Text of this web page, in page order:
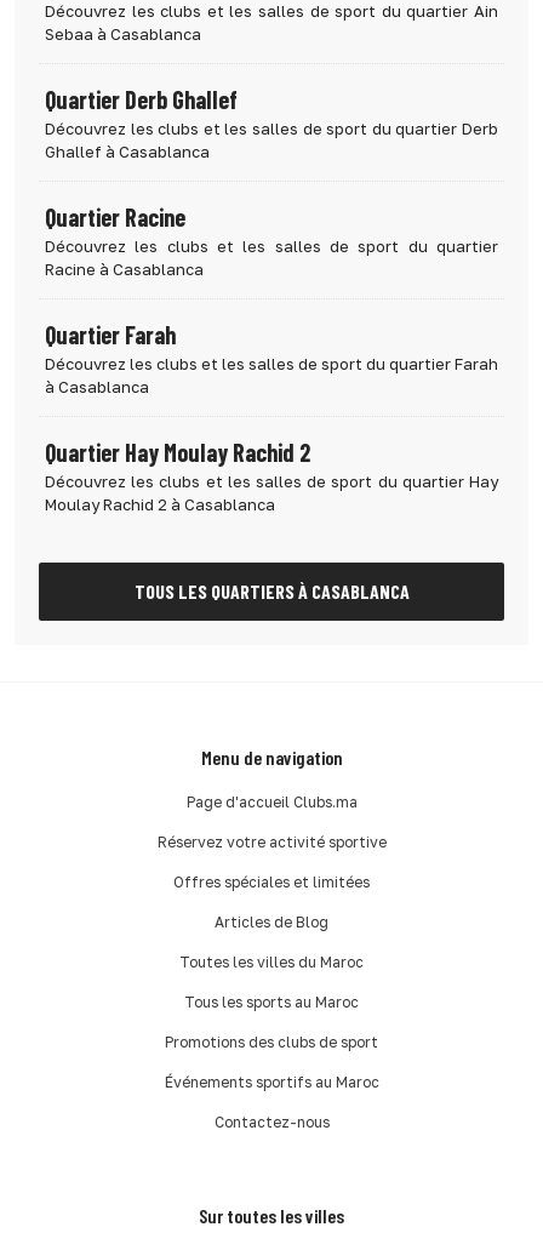
Découvrez les clubs et les salles de sport du quartier Ain
Sebaa à Casablanca
Quartier Derb Ghallef
Découvrez les clubs et les salles de sport du quartier Derb
Ghallef à Casablanca
Quartier Racine
Découvrez les clubs et les salles de sport du quartier
Racine à Casablanca
Quartier Farah
Découvrez les clubs et les salles de sport du quartier Farah
à Casablanca
Quartier Hay Moulay Rachid 2
Découvrez les clubs et les salles de sport du quartier Hay
Moulay Rachid 2 à Casablanca
TOUS LES QUARTIERS À CASABLANCA
Menu de navigation
Page d'accueil Clubs.ma
Réservez votre activité sportive
Offres spéciales et limitées
Articles de Blog
Toutes les villes du Maroc
Tous les sports au Maroc
Promotions des clubs de sport
Événements sportifs au Maroc
Contactez-nous
Sur toutes les villes